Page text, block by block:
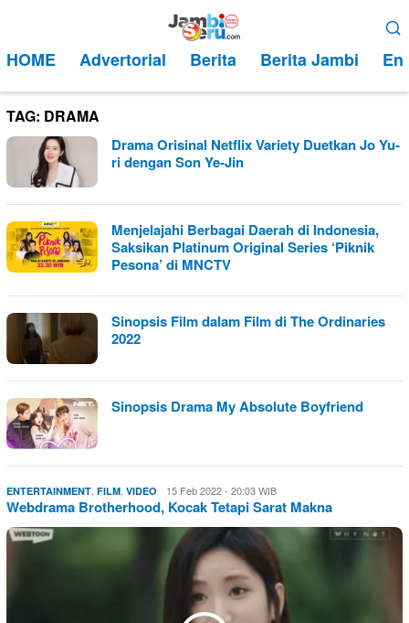
kontenMobile
HOME Advertorial Berita Berita Jambi
TAG: DRAMA
Drama Orisinal Netflix Variety Duetkan Jo Yu-
ri dengan Son Ye-Jin
Menjelajahi Berbagai Daerah di Indonesia,
Saksikan Platinum Original Series ‘Piknik
Pesona’ di MNCTV
Sinopsis Film dalam Film di The Ordinaries
2022
Sinopsis Drama My Absolute Boyfriend
ENTERTAINMENT FILM VIDEO Eri
Saputra
15 Feb 2022 - 20:03 WIB
Webdrama Brotherhood, Kocak Tetapi Sarat Makna